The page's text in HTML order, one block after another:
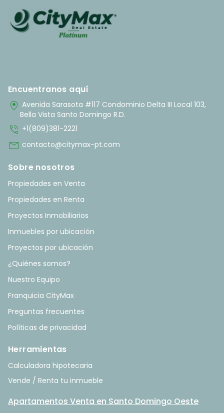
Encuentranos aquí
home_pin Avenida Sarasota #117 Condominio Delta III Local 103,
Bella Vista Santo Domingo R.D.
phone_in_talk +1(809)381-2221
mail contacto@citymax-pt.com
Sobre nosotros
Propiedades en Venta
Propiedades en Renta
Proyectos Inmobiliarios
Inmuebles por ubicación
Proyectos por ubicación
¿Quiénes somos?
Nuestro Equipo
Franquicia CityMax
Preguntas frecuentes
Políticas de privacidad
Herramientas
Calculadora hipotecaria
Vende / Renta tu inmueble
Apartamentos Venta en Santo Domingo Oeste